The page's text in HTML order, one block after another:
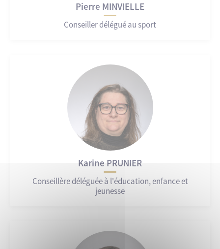
Pierre MINVIELLE
Conseiller délégué au sport
Karine PRUNIER
Conseillère déléguée à l'éducation, enfance et
jeunesse